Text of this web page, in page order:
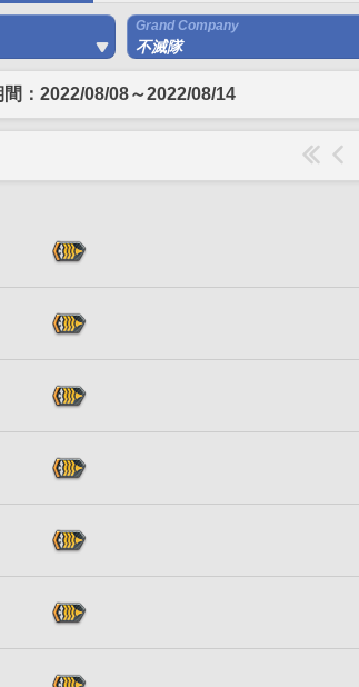
Grand Company
不滅隊
間：2022/08/08～2022/08/14